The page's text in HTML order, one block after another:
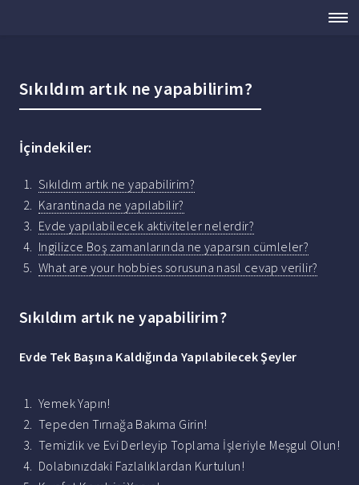
Sıkıldım artık ne yapabilirim?
İçindekiler:
Sıkıldım artık ne yapabilirim?
Karantinada ne yapılabilir?
Evde yapılabilecek aktiviteler nelerdir?
Ingilizce Boş zamanlarında ne yaparsın cümleler?
What are your hobbies sorusuna nasıl cevap verilir?
Sıkıldım artık ne yapabilirim?
Evde Tek Başına Kaldığında Yapılabilecek Şeyler
Yemek Yapın!
Tepeden Tırnağa Bakıma Girin!
Temizlik ve Evi Derleyip Toplama İşleriyle Meşgul Olun!
Dolabınızdaki Fazlalıklardan Kurtulun!